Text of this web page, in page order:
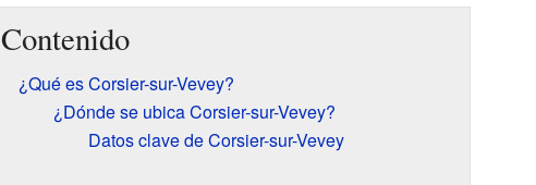
Contenido
¿Qué es Corsier-sur-Vevey?
¿Dónde se ubica Corsier-sur-Vevey?
Datos clave de Corsier-sur-Vevey